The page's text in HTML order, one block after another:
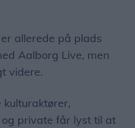
allerede på plads
Aalborg Live, men
videre.
private får lyst til at